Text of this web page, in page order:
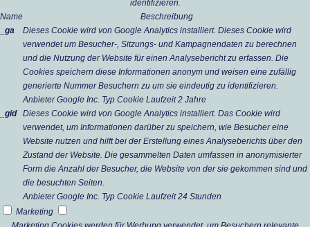
identifizieren.
Name
Beschreibung
_ga
Dieses Cookie wird von Google Analytics installiert. Dieses Cookie wird
verwendet um Besucher-, Sitzungs- und Kampagnendaten zu berechnen
und die Nutzung der Website für einen Analysebericht zu erfassen. Die
Cookies speichern diese Informationen anonym und weisen eine zufällig
generierte Nummer Besuchern zu um sie eindeutig zu identifizieren.
Anbieter Google Inc. Typ Cookie Laufzeit 2 Jahre
_gid
Dieses Cookie wird von Google Analytics installiert. Das Cookie wird
verwendet, um Informationen darüber zu speichern, wie Besucher eine
Website nutzen und hilft bei der Erstellung eines Analyseberichts über den
Zustand der Website. Die gesammelten Daten umfassen in anonymisierter
Form die Anzahl der Besucher, die Website von der sie gekommen sind und
die besuchten Seiten.
Anbieter Google Inc. Typ Cookie Laufzeit 24 Stunden
Marketing